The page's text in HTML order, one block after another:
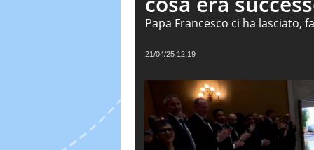
Papa Francesco ci ha lasciato,
i credenti che tra chi non lo è.
somiglianze che emergono tra
21/04/25 12:19